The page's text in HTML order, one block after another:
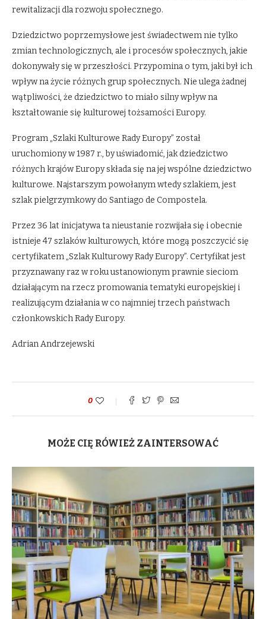
rewitalizacji dla rozwoju społecznego.
Dziedzictwo poprzemysłowe jest świadectwem nie tylko
zmian technologicznych, ale i procesów społecznych, jakie
dokonywały się w przeszłości. Przypomina o tym, jaki był ich
wpływ na życie różnych grup społecznych. Nie ulega żadnej
wątpliwości, że dziedzictwo to miało silny wpływ na
kształtowanie się kulturowej tożsamości Europy.
Program „Szlaki Kulturowe Rady Europy” został
uruchomiony w 1987 r., by uświadomić, jak dziedzictwo
różnych krajów Europy składa się na jej wspólne dziedzictwo
kulturowe. Najstarszym powołanym wtedy szlakiem, jest
szlak pielgrzymkowy do Santiago de Compostela.
Przez 36 lat inicjatywa ta nieustanie rozwijała się i obecnie
istnieje 47 szlaków kulturowych, które mogą poszczycić się
certyfikatem „Szlak Kulturowy Rady Europy”. Certyfikat jest
przyznawany raz w roku ustanowionym prawnie sieciom
działającym na rzecz promowania tematyki europejskiej i
realizującym działania w co najmniej trzech państwach
członkowskich Rady Europy.
Adrian Andrzejewski
0
MOŻE CIĘ RÓWIEŻ ZAINTERSOWAĆ